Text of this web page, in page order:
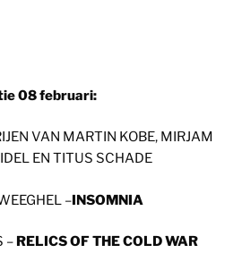
08 februari:
VAN MARTIN KOBE, MIRJAM
EN TITUS SCHADE
–INSOMNIA
– RELICS OF THE COLD WAR